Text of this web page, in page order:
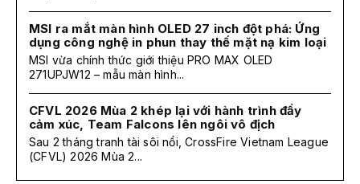
MSI ra mắt màn hình OLED 27 inch đột phá: Ứng
dụng công nghệ in phun thay thế mặt nạ kim loại
MSI vừa chính thức giới thiệu PRO MAX OLED
271UPJW12 – mẫu màn hình...
CFVL 2026 Mùa 2 khép lại với hành trình đầy
cảm xúc, Team Falcons lên ngôi vô địch
Sau 2 tháng tranh tài sôi nổi, CrossFire Vietnam League
(CFVL) 2026 Mùa 2...